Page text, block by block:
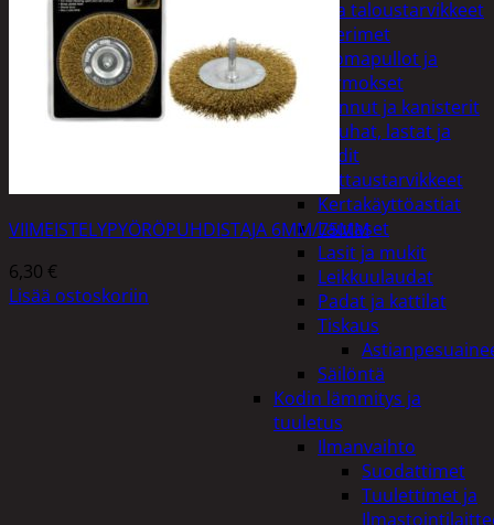
Keittiö ja taloustarvikkeet
Aterimet
Juomapullot ja
termokset
Kannut ja kanisterit
Kauhat, lastat ja
sudit
Kattaustarvikkeet
Kertakäyttöastiat
Lautaset
Lasit ja mukit
Leikkuulaudat
Padat ja kattilat
Tiskaus
Säilöntä
Kodin lämmitys ja
tuuletus
Ilmanvaihto
Suodattimet
Tuulettimet ja
VIIMEISTELYPYÖRÖPUHDISTAJA 6MM/75MM
6,30 €
Lisää ostoskoriin